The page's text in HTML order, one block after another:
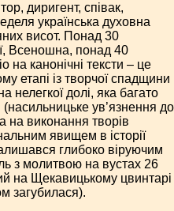
диригент, співак,
українська духовна
висот. Понад 30
Всеношна, понад 40
на канонічні тексти – це
етапі із творчої спадщини
нелегкої долі, яка багато
ув’язнення до
на виконання творів
явищем в історії
глибоко віруючим
з молитвою на вустах 26
на Щекавицькому цвинтарі
загубилася).